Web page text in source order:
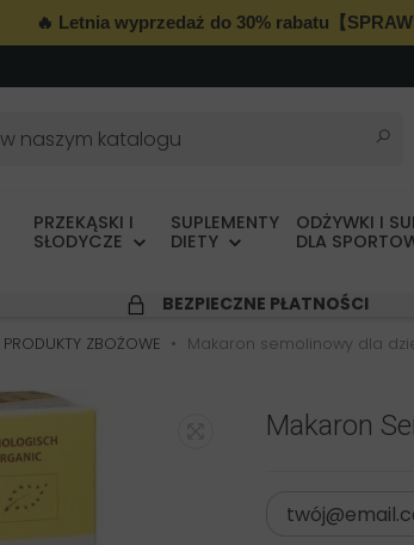
🔥 Letnia wyprzedaż do 30% rabatu【
PRZEKĄSKI I
SŁODYCZE
SUPLEMENTY
DIETY
ODŻYWKI I
DLA
BEZPIECZNE PŁATNOŚCI
PRODUKTY ZBOŻOWE Makaron semolinowy dla
Makaron